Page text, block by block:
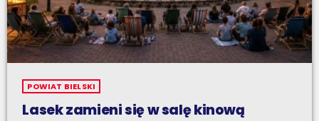
POWIAT BIELSKI
Lasek zamieni się w salę kinową